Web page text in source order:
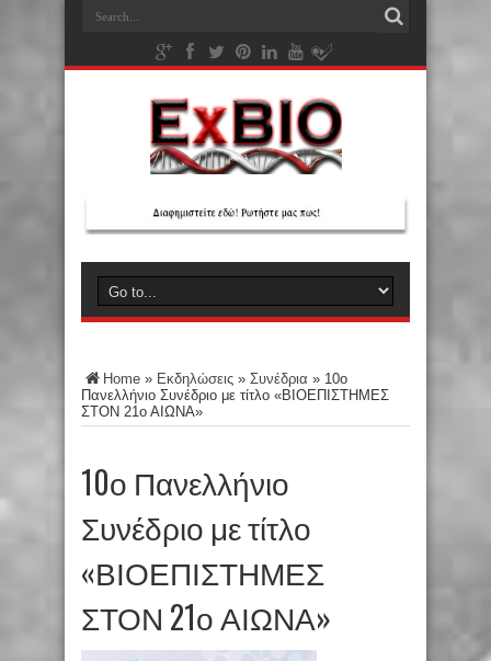
Home » Εκδηλώσεις » Συνέδρια » 10ο
Πανελλήνιο Συνέδριο με τίτλο «ΒΙΟΕΠΙΣΤΗΜΕΣ
ΣΤΟΝ 21ο ΑΙΩΝΑ»
10ο Πανελλήνιο
Συνέδριο με τίτλο
«ΒΙΟΕΠΙΣΤΗΜΕΣ
ΣΤΟΝ 21ο ΑΙΩΝΑ»